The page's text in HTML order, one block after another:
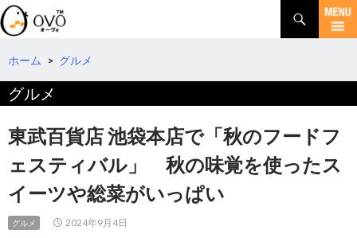
検
索
コ
テ
ツ
へ
移
動
ホーム > グルメ
グルメ
東武百貨店 池袋本店で「秋のフードフ
ェスティバル」 秋の味覚を使ったス
イーツや総菜がいっぱい
グルメ 2024年9月4日